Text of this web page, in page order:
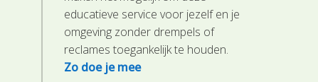
educatieve service voor jezelf en je
omgeving zonder drempels of
reclames toegankelijk te houden.
Zo doe je mee